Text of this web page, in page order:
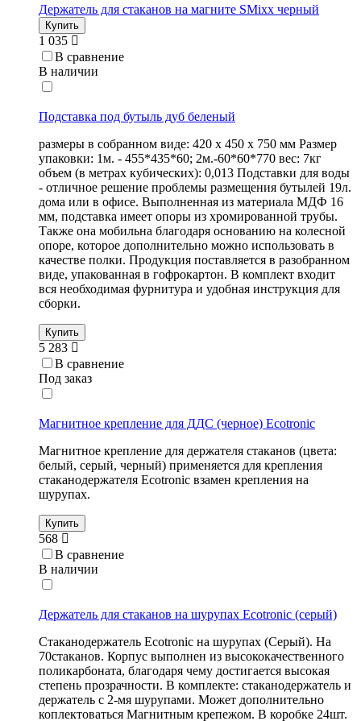
Держатель для стаканов на магните SMixx черный
Купить
1 035
В сравнение
В наличии
Подставка под бутыль дуб беленый
размеры в собранном виде: 420 х 450 х 750 мм Размер
упаковки: 1м. - 455*435*60; 2м.-60*60*770 вес: 7кг
объем (в метрах кубических): 0,013 Подставки для воды
- отличное решение проблемы размещения бутылей 19л.
дома или в офисе. Выполненная из материала МДФ 16
мм, подставка имеет опоры из хромированной трубы.
Также она мобильна благодаря основанию на колесной
опоре, которое дополнительно можно использовать в
качестве полки. Продукция поставляется в разобранном
виде, упакованная в гофрокартон. В комплект входит
вся необходимая фурнитура и удобная инструкция для
сборки.
Купить
5 283
В сравнение
Под заказ
Магнитное крепление для ДДС (черное) Ecotronic
Магнитное крепление для держателя стаканов (цвета:
белый, серый, черный) применяется для крепления
стаканодержателя Ecotronic взамен крепления на
шурупах.
Купить
568
В сравнение
В наличии
Держатель для стаканов на шурупах Ecotronic (серый)
Стаканодержатель Ecotronic на шурупах (Серый). На
70стаканов. Корпус выполнен из высококачественного
поликарбоната, благодаря чему достигается высокая
степень прозрачности. В комплекте: стаканодержатель и
держатель с 2-мя шурупами. Может дополнительно
коплектоваться Магнитным крепежом. В коробке 24шт.